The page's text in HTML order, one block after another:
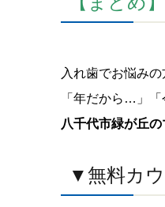
入れ歯でお悩み
「年だから…」
八千代市緑が丘
▼無料カ